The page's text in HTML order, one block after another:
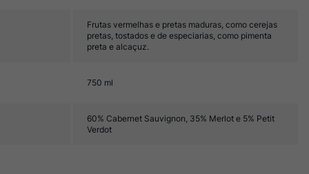
Frutas vermelhas e pretas maduras, como cerejas
pretas, tostados e de especiarias, como pimenta
preta e alcaçuz.
750 ml
60% Cabernet Sauvignon, 35% Merlot e 5% Petit
Verdot